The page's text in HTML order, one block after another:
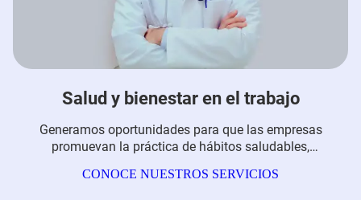
Salud y bienestar en el trabajo
Generamos oportunidades para que las empresas
promuevan la práctica de hábitos saludables,
ser más conscientes de sí mismos y del entorno, desde
CONOCE NUESTROS SERVICIOS